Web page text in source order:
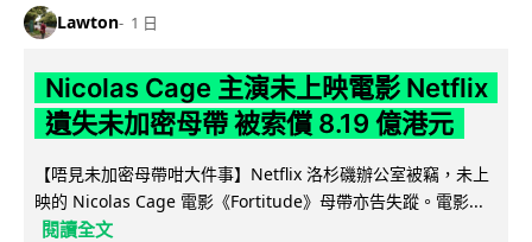
Lawton 1 日
Nicolas Cage 主演未上映電影 Netflix
遺失未加密母帶 被索償 8.19 億港元
【唔見未加密母帶咁大件事】Netflix 洛杉磯辦公室被竊，未上
映的 Nicolas Cage 電影《Fortitude》母帶亦告失蹤。電影...
閱讀全文